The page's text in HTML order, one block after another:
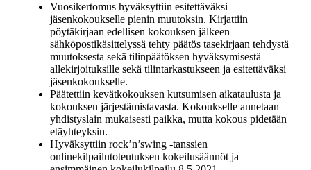
Vuosikertomus hyväksyttiin esitettäväksi
jäsenkokoukselle pienin muutoksin. Kirjattiin
pöytäkirjaan edellisen kokouksen jälkeen
sähköpostikäsittelyssä tehty päätös tasekirjaan tehdystä
muutoksesta sekä tilinpäätöksen hyväksymisestä
allekirjoituksille sekä tilintarkastukseen ja esitettäväksi
jäsenkokoukselle.
Päätettiin kevätkokouksen kutsumisen aikataulusta ja
kokouksen järjestämistavasta. Kokoukselle annetaan
yhdistyslain mukaisesti paikka, mutta kokous pidetään
etäyhteyksin.
Hyväksyttiin rock’n’swing -tanssien
onlinekilpailutoteutuksen kokeilusäännöt ja